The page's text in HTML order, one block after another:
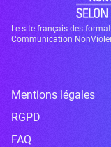
Le site français des
Communication
Mentions légales
RGPD
FAQ